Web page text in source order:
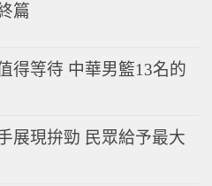
篇
得等待 中華男籃13名的
展現拚勁 民眾給予最大